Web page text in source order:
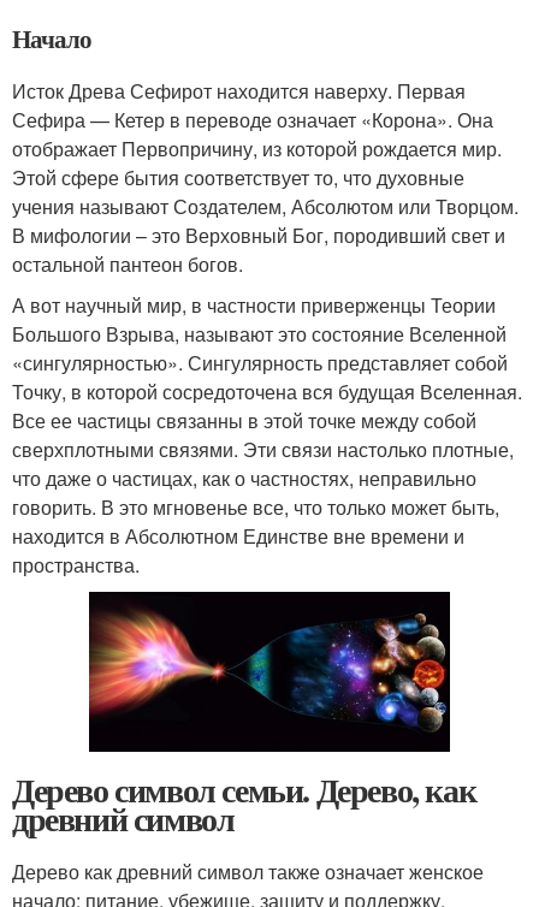
Начало
Исток Древа Сефирот находится наверху. Первая
Сефира — Кетер в переводе означает «Корона». Она
отображает Первопричину, из которой рождается мир.
Этой сфере бытия соответствует то, что духовные
учения называют Создателем, Абсолютом или Творцом.
В мифологии – это Верховный Бог, породивший свет и
остальной пантеон богов.
А вот научный мир, в частности приверженцы Теории
Большого Взрыва, называют это состояние Вселенной
«сингулярностью». Сингулярность представляет собой
Точку, в которой сосредоточена вся будущая Вселенная.
Все ее частицы связанны в этой точке между собой
сверхплотными связями. Эти связи настолько плотные,
что даже о частицах, как о частностях, неправильно
говорить. В это мгновенье все, что только может быть,
находится в Абсолютном Единстве вне времени и
пространства.
Дерево символ семьи. Дерево, как
древний символ
Дерево как древний символ также означает женское
начало; питание, убежище, защиту и поддержку,